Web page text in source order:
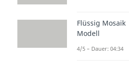
Wie lang
Essen
häufigste
Flüssig Mosaik
Modell
4/5 – Dauer: 04:34